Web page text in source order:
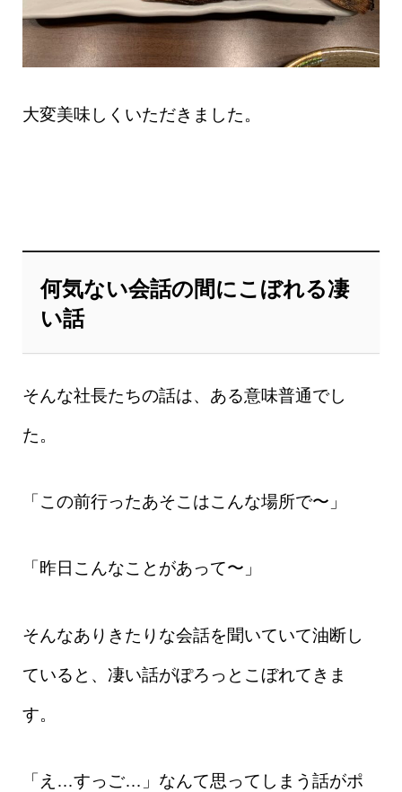
大変美味しくいただきました。
何気ない会話の間にこぼれる凄
い話
そんな社長たちの話は、ある意味普通でし
た。
「この前行ったあそこはこんな場所で〜」
「昨日こんなことがあって〜」
そんなありきたりな会話を聞いていて油断し
ていると、凄い話がぽろっとこぼれてきま
す。
「え…すっご…」なんて思ってしまう話がポ